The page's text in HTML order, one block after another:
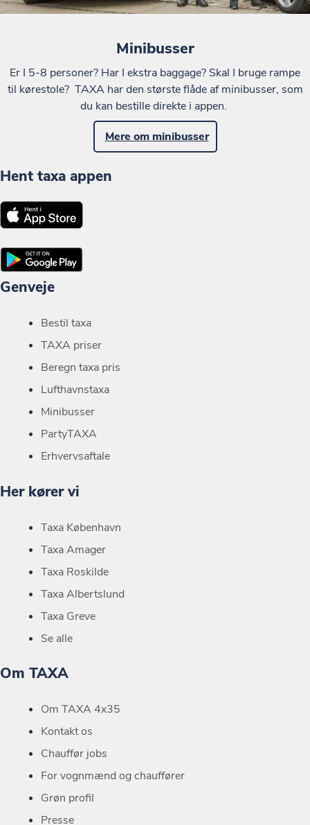
Minibusser
Er I 5-8 personer? Har I ekstra baggage? Skal I bruge rampe
til kørestole? TAXA har den største flåde af minibusser, som
du kan bestille direkte i appen.
Mere om minibusser
Hent taxa appen
Genveje
Bestil taxa
TAXA priser
Beregn taxa pris
Lufthavnstaxa
Minibusser
PartyTAXA
Erhvervsaftale
Her kører vi
Taxa København
Taxa Amager
Taxa Roskilde
Taxa Albertslund
Taxa Greve
Se alle
Om TAXA
Om TAXA 4x35
Kontakt os
Chauffør jobs
For vognmænd og chauffører
Grøn profil
Presse